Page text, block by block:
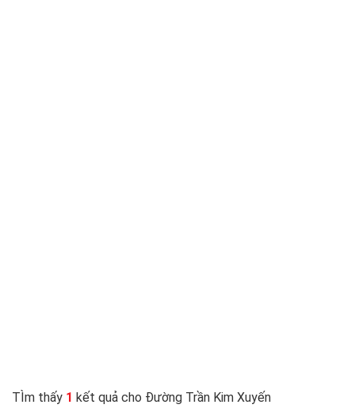
TÌm thấy 1 kết quả cho Đường Trần Kim Xuyến